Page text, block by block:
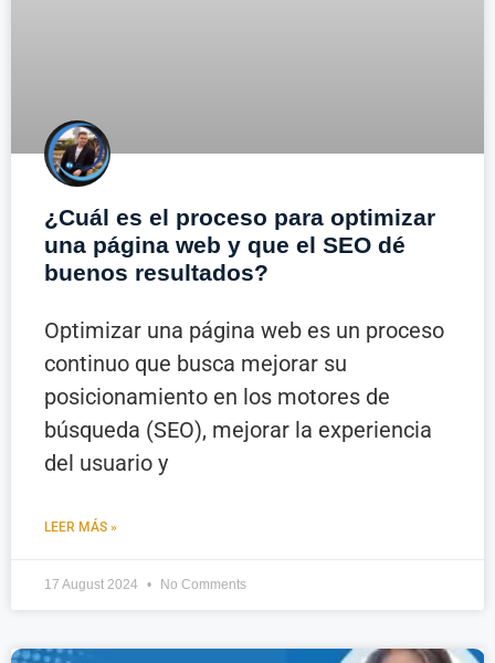
¿Cuál es el proceso para optimizar
una página web y que el SEO dé
buenos resultados?
Optimizar una página web es un proceso
continuo que busca mejorar su
posicionamiento en los motores de
búsqueda (SEO), mejorar la experiencia
del usuario y
LEER MÁS »
17 August 2024 No Comments